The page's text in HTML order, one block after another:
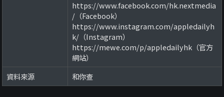
https://www.facebook.com/hk.nextmedia
/（Facebook）
https://www.instagram.com/appledailyh
k/（Instagram）
https://mewe.com/p/appledailyhk（官方
網站）
資料來源
和你查